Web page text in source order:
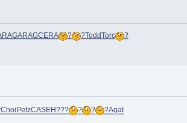
ARAGCERA ? ?ToddTorc ?
Choi PetzCASEH??? ? ? ?Agat